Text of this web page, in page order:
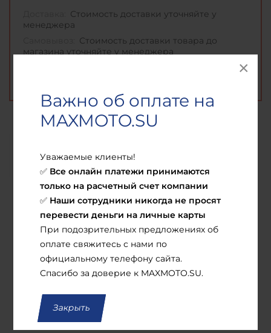
Важно об оплате на
MAXMOTO.SU
Уважаемые клиенты!
✅ Все онлайн платежи принимаются
только на расчетный счет компании
✅ Наши сотрудники никогда не просят
перевести деньги на личные карты
При подозрительных предложениях об
оплате свяжитесь с нами по
официальному телефону сайта.
Спасибо за доверие к MAXMOTO.SU.
Закрыть
Стоимость доставки уточняйте у
менеджера
Стоимость доставки товара до
магазина уточняйте у менеджера
Описание Характеристики
Особенности комплектации:
Большой кузов
Широкие крылья, закрывающие колеса
Шприцуемая подвеска
Электронная приборная панель
Светодиодная оптика
Зеркала заднего вида
Литые диски
USB выход